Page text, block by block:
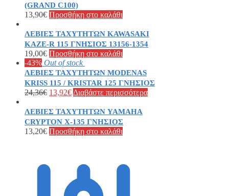
(GRAND C100)
13,90€ Προσθήκη στο καλάθι
ΛΕΒΙΕΣ ΤΑΧΥΤΗΤΩΝ KAWASAKI
KAZE-R 115 ΓΝΗΣΙΟΣ 13156-1354
19,00€ Προσθήκη στο καλάθι
-43% Out of stock
ΛΕΒΙΕΣ ΤΑΧΥΤΗΤΩΝ MODENAS
KRISS 115 / KRISTAR 125 ΓΝΗΣΙΟΣ
24,36€ 13,92€ Διαβάστε περισσότερα
ΛΕΒΙΕΣ ΤΑΧΥΤΗΤΩΝ YAMAHA
CRYPTON X-135 ΓΝΗΣΙΟΣ
13,20€ Προσθήκη στο καλάθι